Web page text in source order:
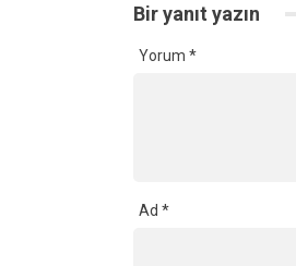
Bir yanıt yazın
Yorum *
Ad *